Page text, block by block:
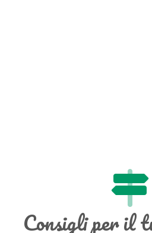
Consigli per il